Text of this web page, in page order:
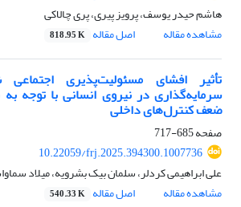
هاشم حیدر یوسف، پرویز پیری، پری چالاکی
مشاهده مقاله
اصل مقاله 818.95 K
تأثیر افشای مسئولیت‌‌پذیری
سرمایه‌‌گذاری در نیروی انسانی با توجه
ضعف کنترل‌‌های داخلی
صفحه685-717
10.22059/frj.2025.394300.1007736
علی ابراهیمی کردلر، سلمان بیک بشرویه، میلاد
مشاهده مقاله
اصل مقاله 540.33 K